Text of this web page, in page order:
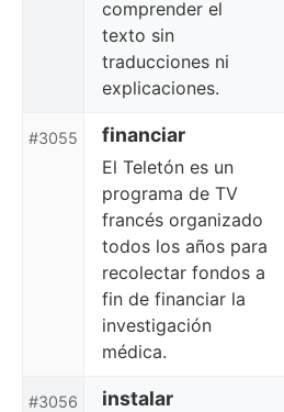
comprender el
texto sin
traducciones ni
explicaciones.
#3055 financiar
El Teletón es un
programa de TV
francés organizado
todos los años para
recolectar fondos a
fin de financiar la
investigación
médica.
#3056 instalar